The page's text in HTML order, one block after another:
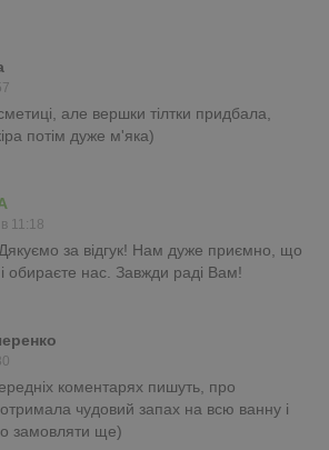
але вершки тілтки придбала,
потім дуже м'яка)
11:18
Дякуємо за відгук! Нам дуже приємно, що
обираєте нас. Завжди раді Вам!
коментарях пишуть, про
отримала чудовий запах на всю ванну і
замовляти ще)